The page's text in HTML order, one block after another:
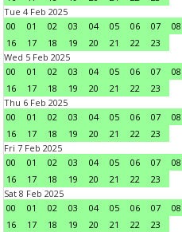
Tue 4 Feb 2025
00
01 02 03 04 05 06 07 08
16
17 18 19 20 21 22
23
Wed 5 Feb 2025
00
01 02 03 04 05 06 07 08
16
17 18 19 20 21 22
23
Thu 6 Feb 2025
00
01 02 03 04 05 06 07 08
16
17 18 19 20 21 22
23
Fri 7 Feb 2025
00
01 02 03 04 05 06 07 08
16
17 18 19 20 21 22
23
Sat 8 Feb 2025
00
01 02 03 04 05 06 07 08
16
17 18 19 20 21 22
23